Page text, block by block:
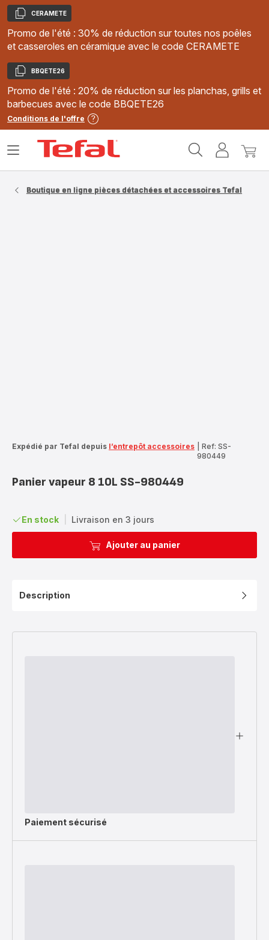
Copier
CERAMETE
Promo de l'été : 30% de réduction sur toutes nos poêles
et casseroles en céramique avec le code CERAMETE
Copier
BBQETE26
Promo de l'été : 20% de réduction sur les planchas, grills et
barbecues avec le code BBQETE26
Conditions de l'offre
MonMon
Ouvrir
Boutique en ligne pièces détachées et accessoires Tefal
Expédié par Tefal depuis l’entrepôt accessoires
Ref: SS-
980449
Panier vapeur 8 10L SS-980449
En stock Livraison en 3 jours
Ajouter au panier
Description
Paiement sécurisé